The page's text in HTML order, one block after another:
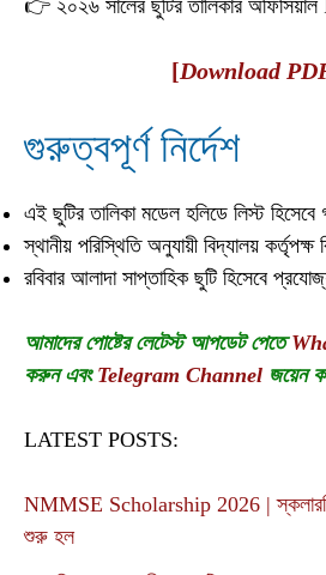
👉 ২০২৬ সালের ছুটির তালিকার
[Download
গুরুত্বপূর্ণ নির্দেশ
এই ছুটির তালিকা মডেল হলিডে লিস্ট হিসেবে
স্থানীয় পরিস্থিতি অনুযায়ী বিদ্যালয় কর্তৃপক্ষ
রবিবার আলাদা সাপ্তাহিক ছুটি হিসেবে
আমাদের পোষ্টের লেটেস্ট আপডেট পেতে
করুন এবং Telegram Channel জয়েন
LATEST POSTS:
NMMSE Scholarship 2026 |
শুরু হল